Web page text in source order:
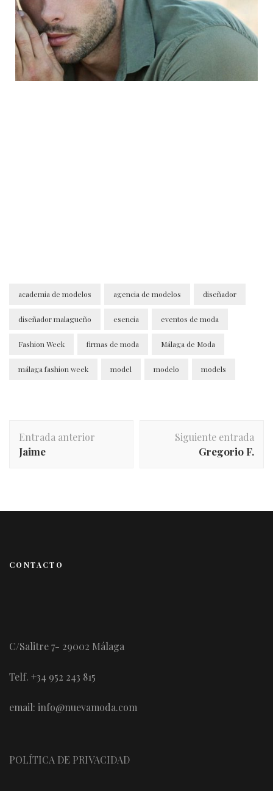
academia de modelos agencia de modelos diseñador
diseñador malagueño esencia eventos de moda
Fashion Week firmas de moda Málaga de Moda
málaga fashion week model modelo models
Entrada anterior
Jaime
Siguiente entrada
Gregorio F.
CONTACTO
C/Salitre 7- 29002 Málaga
Telf. +34 952 243 815
email: info@nuevamoda.com
POLÍTICA DE PRIVACIDAD